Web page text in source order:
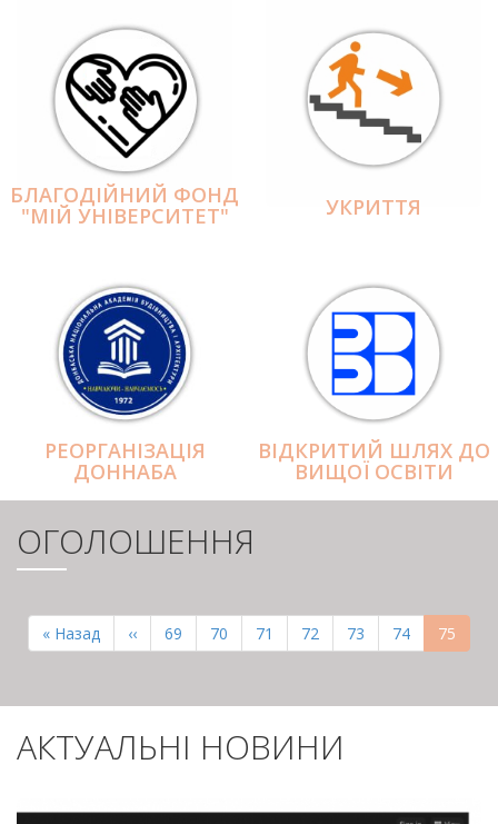
БЛАГОДІЙНИЙ ФОНД
"МІЙ УНІВЕРСИТЕТ" УКРИТТЯ
РЕОРГАНІЗАЦІЯ
ДОННАБА
ВІДКРИТИЙ ШЛЯХ ДО
ВИЩОЇ ОСВІТИ
ОГОЛОШЕННЯ
СТОРІНКИ
Перша
сторінка
« Назад
Попередня
сторінка
‹‹ Page
69 Page
70 Page
71 Page
72 Page
73 Page
74 75
АКТУАЛЬНІ НОВИНИ